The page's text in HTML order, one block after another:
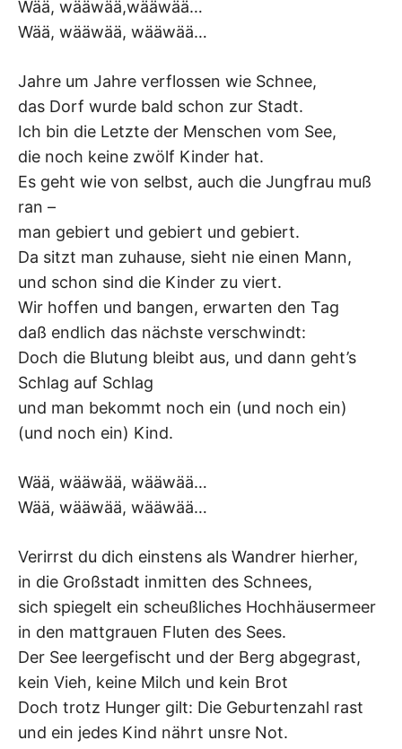
Wää, wääwää,wääwää…
Wää, wääwää, wääwää…
Jahre um Jahre verflossen wie Schnee,
das Dorf wurde bald schon zur Stadt.
Ich bin die Letzte der Menschen vom See,
die noch keine zwölf Kinder hat.
Es geht wie von selbst, auch die Jungfrau muß
ran –
man gebiert und gebiert und gebiert.
Da sitzt man zuhause, sieht nie einen Mann,
und schon sind die Kinder zu viert.
Wir hoffen und bangen, erwarten den Tag
daß endlich das nächste verschwindt:
Doch die Blutung bleibt aus, und dann geht’s
Schlag auf Schlag
und man bekommt noch ein (und noch ein)
(und noch ein) Kind.
Wää, wääwää, wääwää…
Wää, wääwää, wääwää…
Verirrst du dich einstens als Wandrer hierher,
in die Großstadt inmitten des Schnees,
sich spiegelt ein scheußliches Hochhäusermeer
in den mattgrauen Fluten des Sees.
Der See leergefischt und der Berg abgegrast,
kein Vieh, keine Milch und kein Brot
Doch trotz Hunger gilt: Die Geburtenzahl rast
und ein jedes Kind nährt unsre Not.